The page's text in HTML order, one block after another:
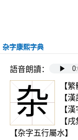
杂字康熙字典
語音朗讀：
杂
【
【
【
【
【杂字五行屬水】